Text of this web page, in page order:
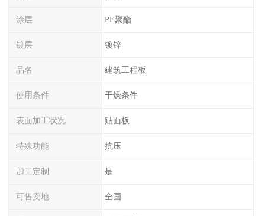
涂层 PE聚酯
镀层 镀锌
品名 建筑工程板
使用条件 干燥条件
表面加工状况 贴面板
特殊功能 抗压
加工定制 是
可售卖地 全国